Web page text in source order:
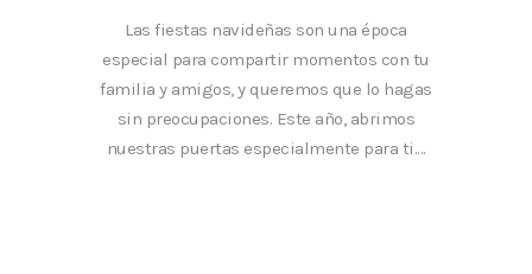
Las fiestas navideñas son una época
especial para compartir momentos con tu
familia y amigos, y queremos que lo hagas
sin preocupaciones. Este año, abrimos
nuestras puertas especialmente para ti....